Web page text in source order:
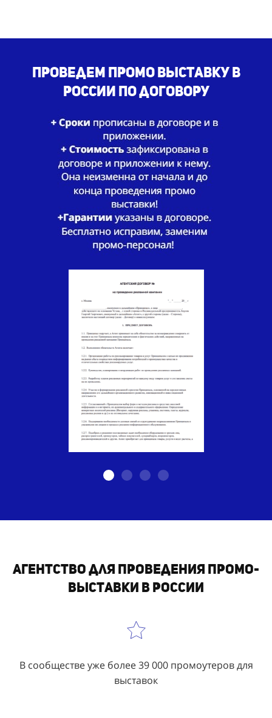
Проведем промо выставку в
России по договору
Агентство для проведения промо-
выставки в России
В сообществе уже более 39 000 промоутеров для
выставок